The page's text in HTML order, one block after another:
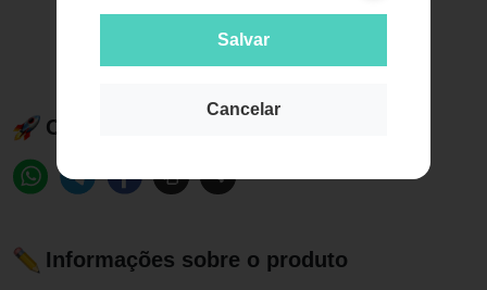
Salvar
Cancelar
Compartilhe esse produto:
Informações sobre o produto